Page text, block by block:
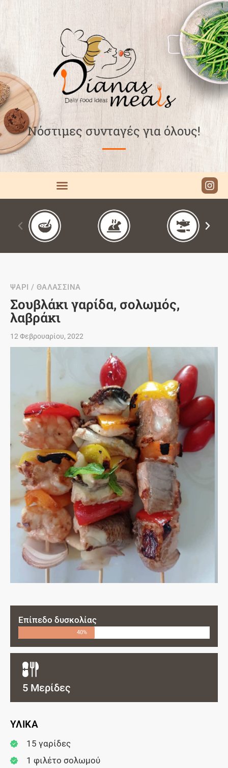
Νόστιμες συνταγές για όλους!
ΨΑΡΙ / ΘΑΛΑΣΣΙΝΑ
Σουβλάκι γαρίδα, σολωμός,
λαβράκι
12 Φεβρουαρίου, 2022
Επίπεδο δυσκολίας
40%
5 Μερίδες
ΥΛΙΚΑ
15 γαρίδες
1 φιλέτο σολωμού